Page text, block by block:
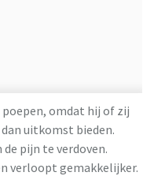
omdat hij of zij
uitkomst bieden.
de pijn te verdoven.
verloopt gemakkelijker.